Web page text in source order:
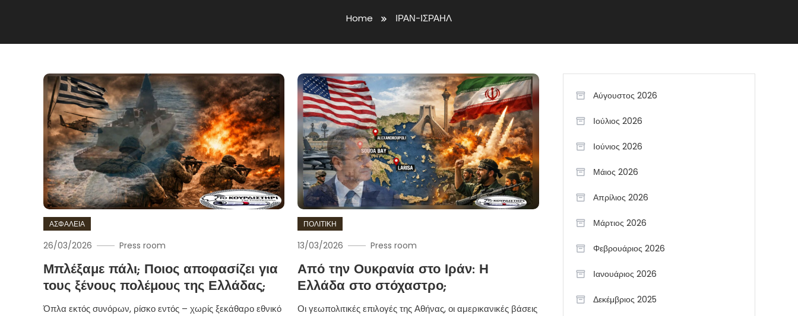
Home ΙΡΑΝ-ΙΣΡΑΗΛ
ΑΣΦΑΛΕΙΑ
26/03/2026 Press room
Μπλέξαμε πάλι; Ποιος αποφασίζει για
τους ξένους πολέμους της Ελλάδας;
Όπλα εκτός συνόρων, ρίσκο εντός – χωρίς ξεκάθαρο εθνικό
ΠΟΛΙΤΙΚΗ
13/03/2026 Press room
Από την Ουκρανία στο Ιράν: Η
Ελλάδα στο στόχαστρο;
Οι γεωπολιτικές επιλογές της Αθήνας, οι αμερικανικές βάσεις
Αύγουστος 2026
Ιούλιος 2026
Ιούνιος 2026
Μάιος 2026
Απρίλιος 2026
Μάρτιος 2026
Φεβρουάριος 2026
Ιανουάριος 2026
Δεκέμβριος 2025